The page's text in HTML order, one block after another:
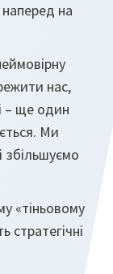
на
нас,
– ще один
Ми
збільшуємо
«тіньовому
стратегічні